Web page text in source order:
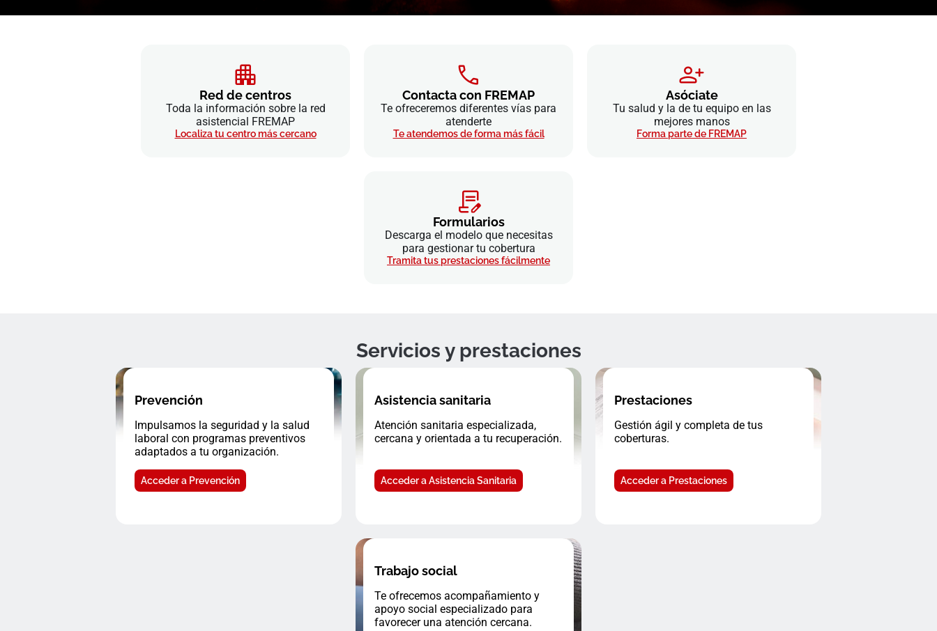
Red de centros
Toda la información sobre la red
asistencial FREMAP
Localiza tu centro más cercano
Contacta con FREMAP
Te ofreceremos diferentes vías para
atenderte
Te atendemos de forma más fácil
Asóciate
Tu salud y la de tu equipo en las
mejores manos
Forma parte de FREMAP
Formularios
Descarga el modelo que necesitas
para gestionar tu cobertura
Tramita tus prestaciones fácilmente
Servicios y prestaciones
Prevención
Impulsamos la seguridad y la salud
laboral con programas preventivos
adaptados a tu organización.
Acceder a Prevención
Asistencia sanitaria
Atención sanitaria especializada,
cercana y orientada a tu recuperación.
Acceder a Asistencia Sanitaria
Prestaciones
Gestión ágil y completa de tus
coberturas.
Acceder a Prestaciones
Trabajo social
Te ofrecemos acompañamiento y
apoyo social especializado para
favorecer una atención cercana.